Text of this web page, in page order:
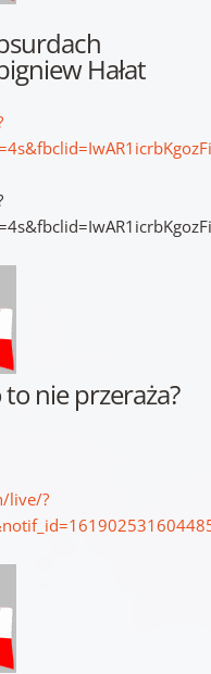
Hałat
to nie przeraża?
live/?